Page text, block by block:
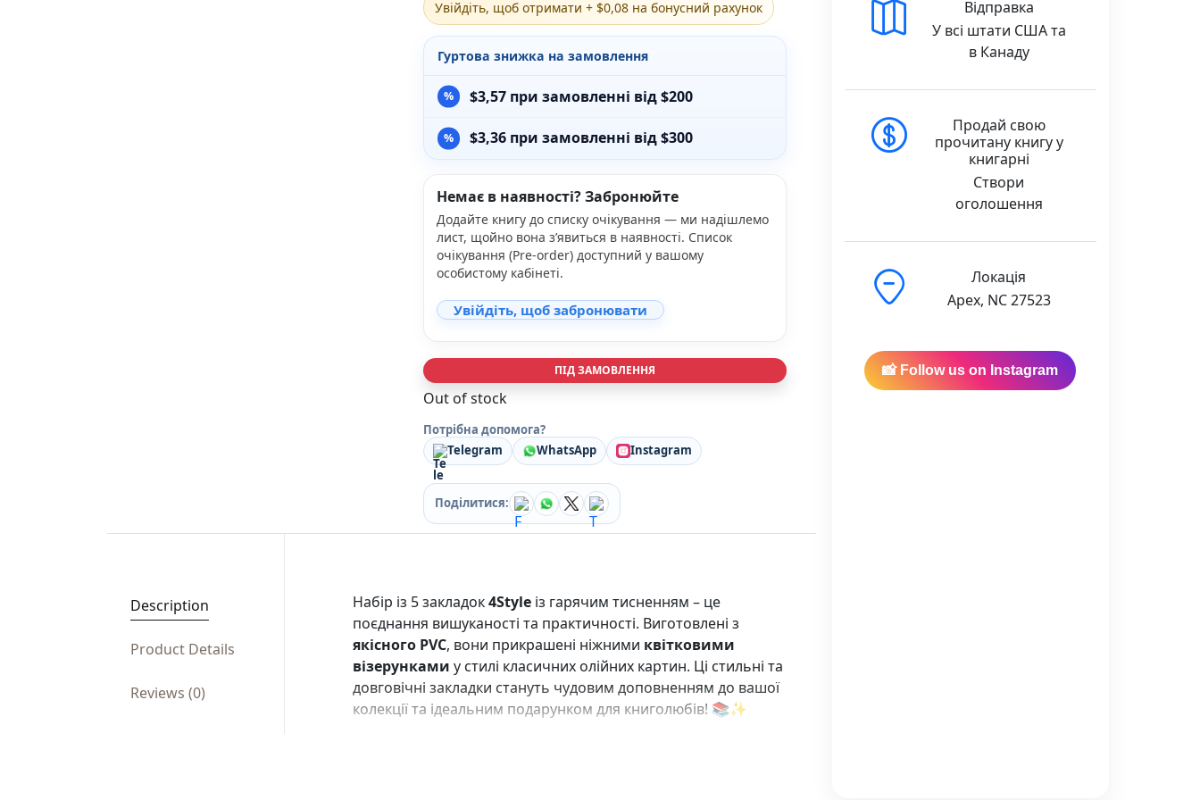
Різдвяно-зимові
На День Валентина
Книги для дорослих
Українська класика
Сучасна українська проза
Проза
Поезія та драматургія
Детективи
Фантастика та фентезі
Жахи та трилери
Саморозвиток, мотивація, філософія
Бізнес Менеджмент Фінанси
Батьківство та виховання
Духовна література
Ігри для дорослих
Зарубіжні письменники
Різдвяні / Зимові
Книги для дітей
Картонні книги для найменших
Віммельбухи
Прописи для дітей
Багаторазові прописи / Книги на липучках
Книги для першого читання
Самостійне читання (6+)
Книги для читання 10+
Розмальовки та Аплікації
Увійдіть, щоб отримати + $0,08 на бонусний рахунок
Гуртова знижка на замовлення
$3,57при замовленні від $200
$3,36при замовленні від $300
Немає в наявності? Забронюйте
Додайте книгу до списку очікування — ми надішлемо
лист, щойно вона з’явиться в наявності. Список
очікування (Pre-order) доступний у вашому
особистому кабінеті.
Увійдіть, щоб забронювати
ПІД ЗАМОВЛЕННЯ
Out of stock
Потрібна допомога?
Telegram
WhatsApp Instagram
Поділитися:
Description
Product Details
Reviews (0)
Набір із 5 закладок4Style із гарячим тисненням – це
поєднання вишуканості та практичності. Виготовлені з
якісного PVC, вони прикрашені ніжними квітковими
візерунками у стилі класичних олійних картин. Ці стильні та
довговічні закладки стануть чудовим доповненням до вашої
колекції та ідеальним подарунком для книголюбів! 📚✨
Відправка
У всі штати США та
в Канаду
Продай свою
прочитану книгу у
книгарні
Створи
оголошення
Локація
Apex, NC 27523
📸 Follow us on Instagram